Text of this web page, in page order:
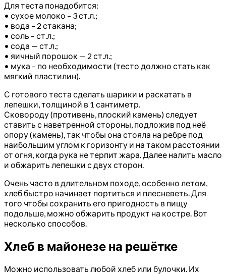
Для теста понадобится:
• сухое молоко – 3 ст.л.;
• вода – 2 стакана;
• соль – ст.л.;
• сода — ст.л.;
• яичный порошок — 2 ст.л.;
• мука – по необходимости (тесто должно стать как
мягкий пластилин).
С готового теста сделать шарики и раскатать в
лепешки, толщиной в 1 сантиметр.
Сковороду (противень, плоский камень) следует
ставить с наветренной стороны, подложив под неё
опору (камень), так чтобы она стояла на ребре под
наибольшим углом к горизонту и на таком расстоянии
от огня, когда рука не терпит жара. Далее налить масло
и обжарить лепешки с двух сторон.
Очень часто в длительном походе, особенно летом,
хлеб быстро начинает портиться и плесневеть. Для
того чтобы сохранить его пригодность в пищу
подольше, можно обжарить продукт на костре. Вот
несколько способов.
Хлеб в майонезе на решётке
Можно использовать любой хлеб или булочки. Их